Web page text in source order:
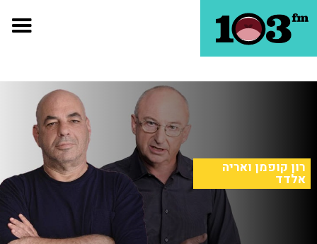
רון קופמן ואריה
אלדד